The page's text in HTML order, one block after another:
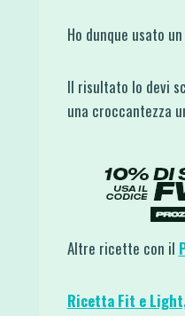
Ho dunque usato
Il risultato lo devi
una croccantezza
Altre ricette con il
Ricetta Fit e